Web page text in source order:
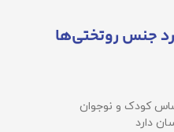
جنس روتختی‌ها
کودک و نوجوان
دارد